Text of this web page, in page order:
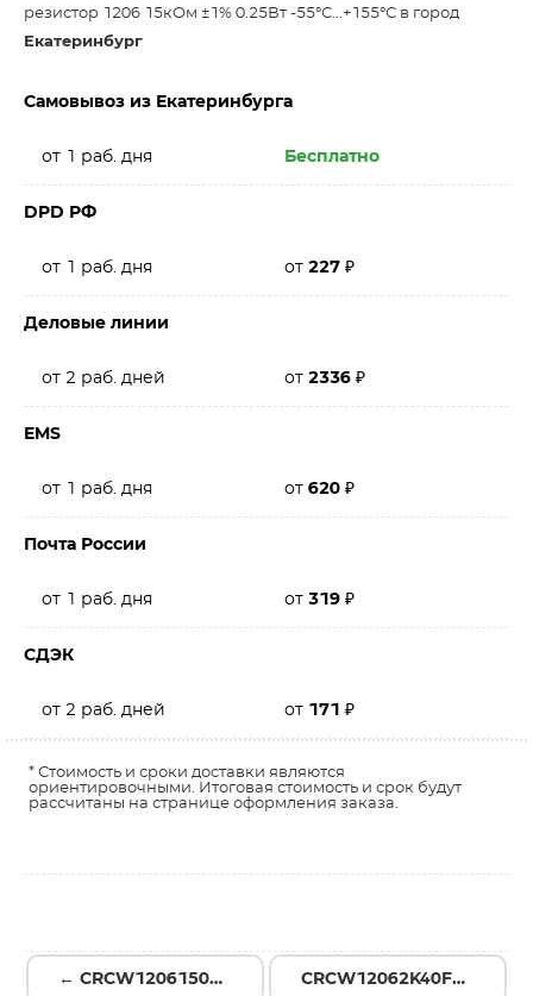
резистор 1206 15кОм ±1% 0.25Вт -55°С...+155°С в город
Екатеринбург
Самовывоз из Екатеринбурга
от 1 раб. дня Бесплатно
DPD РФ
от 1 раб. дня от 227 ₽
Деловые линии
от 2 раб. дней от 2336 ₽
EMS
от 1 раб. дня от 620 ₽
Почта России
от 1 раб. дня от 319 ₽
СДЭК
от 2 раб. дней от 171 ₽
* Стоимость и сроки доставки являются
ориентировочными. Итоговая стоимость и срок будут
рассчитаны на странице оформления заказа.
← CRCW1206150RFKEA CRCW12062K40FKEA →